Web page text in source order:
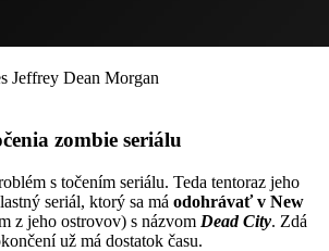
zombie seriálu
s točením seriálu. Teda tentoraz jeho
seriál, ktorý sa má odohrávať v New
z jeho ostrovov) s názvom Dead City. Zdá
už má dostatok času.